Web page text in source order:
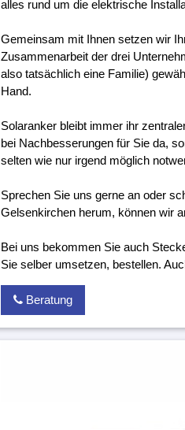
alles rund um die elektrische
Gemeinsam mit Ihnen setzen wir
Zusammenarbeit der drei
also tatsächlich eine Familie)
Hand.
Solaranker bleibt immer ihr
bei Nachbesserungen für Sie da,
selten wie nur irgend möglich
Sprechen Sie uns gerne an oder
Gelsenkirchen herum, können wir
Bei uns bekommen Sie auch
Sie selber umsetzen, bestellen.
Beratung